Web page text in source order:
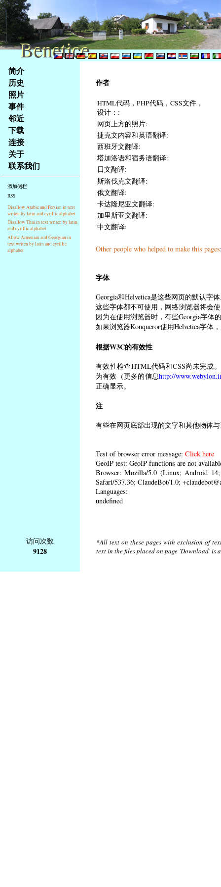
Na
obsah
stránky
Klávesové
zkratky
tomto
webu
základní
Hlavní
strana
简介
历史
照片
事件
邻近
下载
连接
关于
联系我们
添加侧栏
RSS
Disallow Arabic and Persian in text
writen by latin and cyrillic alphabet
Disallow Thai in text writen by latin
and cyrillic alphabet
Allow Armenian and Georgian in
text writen by latin and cyrillic
alphabet
作者
HTML代码，PHP代码，CSS文件，
设计：:
网页上方的照片:
捷克文内容和英语翻译:
西班牙文翻译:
塔加洛语和宿务语翻译:
日文翻译:
斯洛伐克文翻译:
俄文翻译:
卡达隆尼亚文翻译:
加里斯亚文翻译:
中文翻译:
Other people who helped to make this pages
字体
Georgia和Helvetica是这些网页的默认字
这些字体都不可使用，网络浏览器将会
因为在使用浏览器时，有些Georgia字
如果浏览器Konqueror使用Helvetica字体
根据W3C的有效性
有效性检查HTML代码和CSS尚未完成
为有效（更多的信息http://
正确显示。
注
有些在网页底部出现的文字和其他物体
Test of browser error message: Click here
GeoIP test: GeoIP functions are not
Browser: Mozilla/5.0 (Linux; Android
Safari/537.36; ClaudeBot/1.0;
Languages:
undefined
访问次数
9128
*All text on these pages with exclusion of
text in the files placed on page 'Download'
Benetice
Benetice